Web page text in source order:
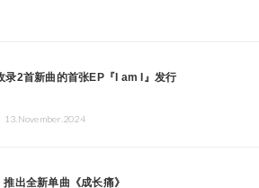
录2首新曲的首张EP『I am I』发行
13.November.2024
出全新单曲《成长痛》